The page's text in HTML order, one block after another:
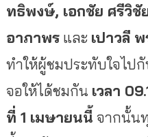
ทธิพงษ์, เอกชัย ศรีวิชั
อาภาพรและ เปาวลี
ทำให้ผู้ชมประทับใจไป
จอให้ได้ชมกัน เวลา 09
ที่ 1 เมษายนนี้ จากนั้น